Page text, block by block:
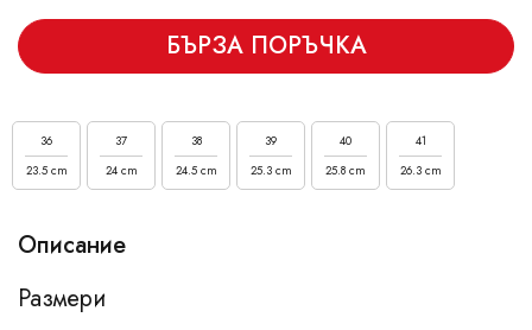
БЪРЗА ПОРЪЧКА
36
23.5 cm
37
24 cm
38
24.5 cm
39
25.3 cm
40
25.8 cm
41
26.3 cm
Описание
Размери